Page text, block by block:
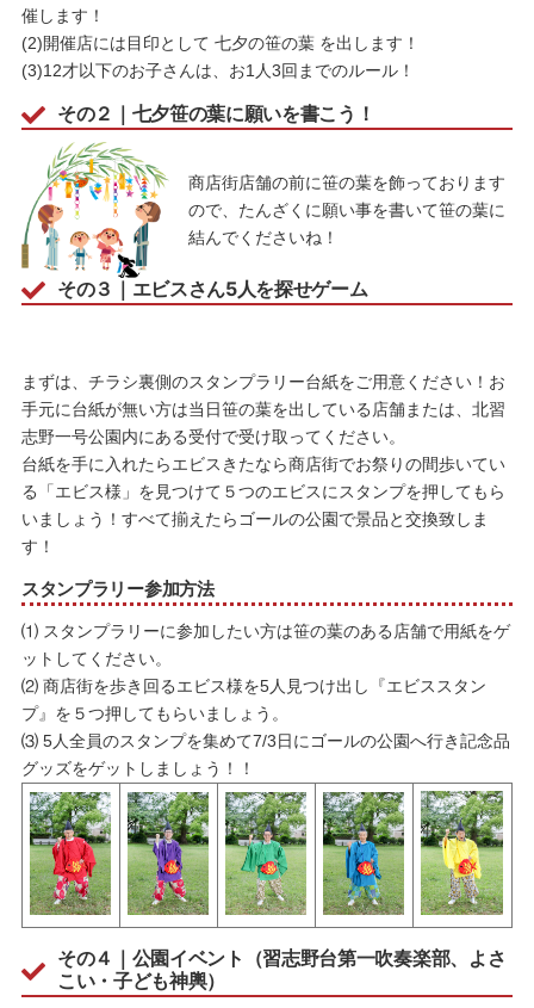
催します！
(2)開催店には目印として 七夕の笹の葉 を出します！
(3)12才以下のお子さんは、お1人3回までのルール！
その２｜七夕笹の葉に願いを書こう！
商店街店舗の前に笹の葉を飾っております
ので、たんざくに願い事を書いて笹の葉に
結んでくださいね！
その３｜エビスさん5人を探せゲーム
まずは、チラシ裏側のスタンプラリー台紙をご用意ください！お
手元に台紙が無い方は当日笹の葉を出している店舗または、北習
志野一号公園内にある受付で受け取ってください。
台紙を手に入れたらエビスきたなら商店街でお祭りの間歩いてい
る「エビス様」を見つけて５つのエビスにスタンプを押してもら
いましょう！すべて揃えたらゴールの公園で景品と交換致しま
す！
スタンプラリー参加方法
⑴ スタンプラリーに参加したい方は笹の葉のある店舗で用紙をゲ
ットしてください。
⑵ 商店街を歩き回るエビス様を5人見つけ出し『エビススタン
プ』を５つ押してもらいましょう。
⑶ 5人全員のスタンプを集めて7/3日にゴールの公園へ行き記念品
グッズをゲットしましょう！！
その４｜公園イベント（習志野台第一吹奏楽部、よさ
こい・子ども神輿）